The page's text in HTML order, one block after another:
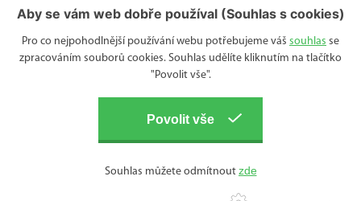
Aby se vám web dobře používal (Souhlas s cookies)
Pro co nejpohodlnější používání webu potřebujeme váš souhlas se
zpracováním souborů cookies. Souhlas udělíte kliknutím na tlačítko
"Povolit vše".
Souhlas můžete odmítnout